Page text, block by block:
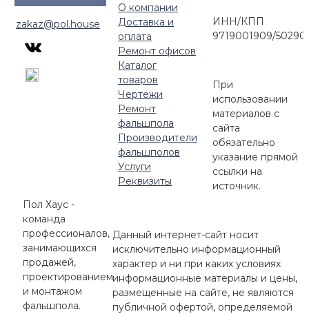
zakaz@pol.house
О компании
Доставка и
оплата
Ремонт офисов
Каталог
товаров
Чертежи
Ремонт
фальшпола
Производители
фальшполов
Услуги
Реквизиты
Пол Хаус -
команда
профессионалов,
занимающихся
продажей,
проектированием
и монтажом
фальшпола.
ИНН/КПП
9719001909/
При
использовании
материалов с
сайта
обязательно
указание прямой
ссылки на
источник.
Данный интернет-сайт носит
исключительно информационный
характер и ни при каких условиях
информационные материалы и цены,
размещенные на сайте, не являются
публичной офертой, определяемой